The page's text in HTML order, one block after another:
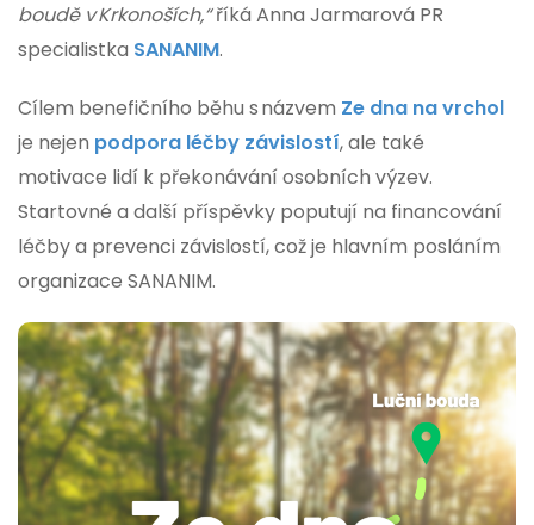
boudě v Krkonoších,“říká Anna Jarmarová PR
specialistka SANANIM.
Cílem benefičního běhu s názvem Ze dna na vrchol
je nejen podpora léčby závislostí, ale také
motivace lidí k překonávání osobních výzev.
Startovné a další příspěvky poputují na financování
léčby a prevenci závislostí, což je hlavním posláním
organizace SANANIM.